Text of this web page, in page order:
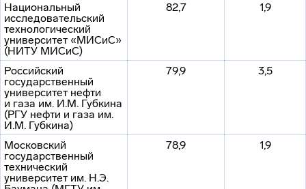
Национальный
исследовательский
технологический
университет «МИСиС»
(НИТУ МИСиС)
82,7 1,9
Российский
государственный
университет нефти
и газа им. И.М. Губкина
(РГУ нефти и газа им.
И.М. Губкина)
79,9 3,5
Московский
государственный
технический
университет им. Н.Э.
78,9 1,9